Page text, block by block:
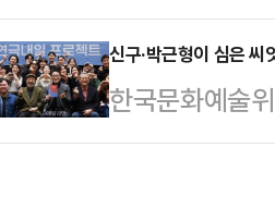
년 만에 무대
씨’를 통해 다
한 ‘바냐 삼촌
은 한국적 정
…
을 만큼 벅참이
으로 ‘밤에 찾
가 ‘뼈의 기록’
만남은 작가의
신구·박근형이 심은
한국문화예술
젝트’가 첫 결